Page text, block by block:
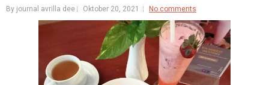
By journal avrilla dee Oktober 20, 2021 No comments